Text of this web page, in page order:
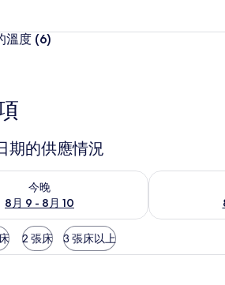
溫度 (6)
期的供應情況
今晚
8月 9 - 8月 10
9 - 8月 10) 的供應情況 查看明天 (8月
2 張床 3 張床以上
標準客房 | 遮光布/窗簾、熨